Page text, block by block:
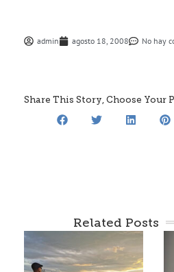
admin agosto 18, 2008 No hay
Share This Story, Choose Your
Related Posts